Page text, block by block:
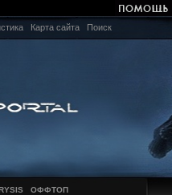
Карта сайта Поиск
ОФФТОП